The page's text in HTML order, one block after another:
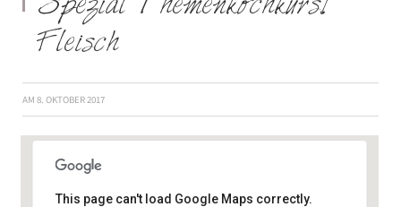
Fleisch
AM 8. OKTOBER 2017
This page can't load Google Maps correctly.